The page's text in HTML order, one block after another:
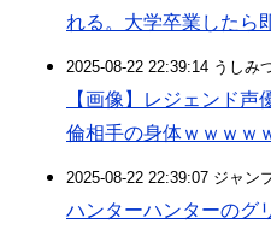
れる。大学卒業したら
2025-08-22 22:39:14 うしみ
【画像】レジェンド
倫相手の身体ｗｗｗｗ
2025-08-22 22:39:07 ジャン
ハンターハンターのグ